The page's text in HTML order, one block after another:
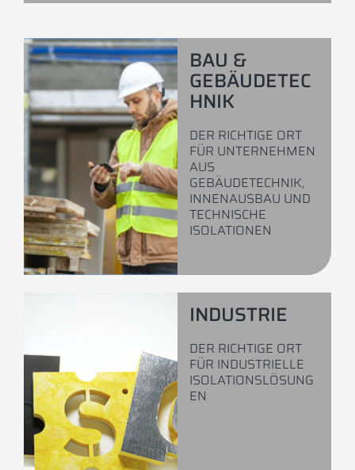
BAU &
GEBÄUDETEC
HNIK
DER RICHTIGE ORT
FÜR UNTERNEHMEN
AUS
GEBÄUDETECHNIK,
INNENAUSBAU UND
TECHNISCHE
ISOLATIONEN
INDUSTRIE
DER RICHTIGE ORT
FÜR INDUSTRIELLE
ISOLATIONSLÖSUNG
EN